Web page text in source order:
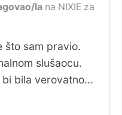
la na NIXIE za
što sam pravio.
slušaocu.
bila verovatno...